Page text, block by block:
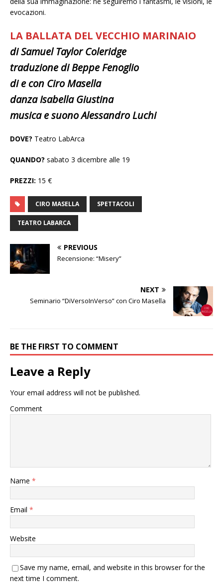
evocazioni.
LA BALLATA DEL VECCHIO MARINAIO
di Samuel Taylor Coleridge
traduzione di Beppe Fenoglio
di e con Ciro Masella
danza Isabella Giustina
musica e suono Alessandro Luchi
DOVE? Teatro LabArca
QUANDO? sabato 3 dicembre alle 19
PREZZI: 15 €
CIRO MASELLA SPETTACOLI
TEATRO LABARCA
PREVIOUS
Recensione: “Misery”
NEXT
Seminario “DiVersoInVerso” con Ciro Masella
BE THE FIRST TO COMMENT
Leave a Reply
Your email address will not be published.
Comment
Name *
Email *
Website
Save my name, email, and website in this browser for the
next time I comment.